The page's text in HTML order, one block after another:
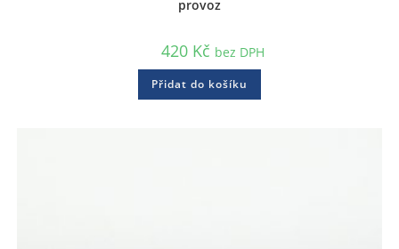
provoz
420 Kč bez DPH
Přidat do košíku